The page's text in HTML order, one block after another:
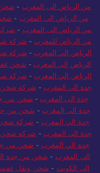
من الرياض الى المغرب - شحن
من الرياض الي المغرب -
من الرياض الى المغرب -
من الرياض للمغرب - شركة
الرياض الي المغرب - شركة
الرياض إلى المغرب - شحن
الرياض الي المغرب - شركة
جدة الى المغرب - شركة شحن
جدة الى المغرب - شحن من
جدة الى المغرب - شحن من
جدة الي المغرب - شركة
جدة الى المغرب - شركة شحن
جدة الي المغرب - شحن من
الي المغرب - شحن من جدة
الى الكويت - شحن ونقل عفش